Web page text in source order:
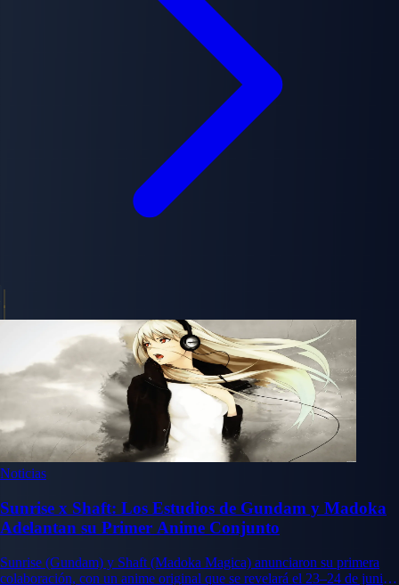
Noticias
Sunrise x Shaft: Los Estudios de Gundam y Madoka
Adelantan su Primer Anime Conjunto
Sunrise (Gundam) y Shaft (Madoka Magica) anunciaron su primera
colaboración, con un anime original que se revelará el 23–24 de junio